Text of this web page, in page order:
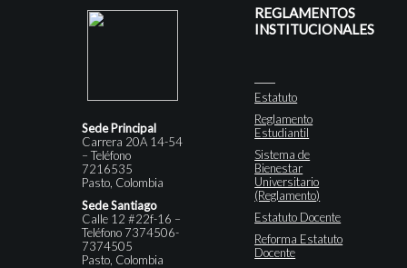
Sede Principal
Carrera 20A 14-54
– Teléfono
7216535
Pasto, Colombia
Sede Santiago
Calle 12 #22f-16 –
Teléfono 7374506-
7374505
Pasto, Colombia
REGLAMENTOS
INSTITUCIONALES
Estatuto
Reglamento
Estudiantil
Sistema de
Bienestar
Universitario
(Reglamento)
Estatuto Docente
Reforma Estatuto
Docente